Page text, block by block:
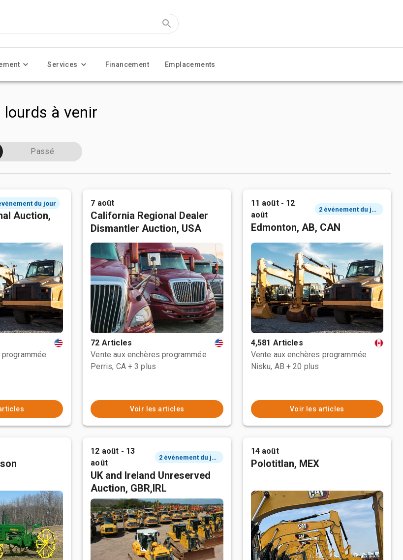
Services Financement Emplacements
à venir
Passé
du jour
Auction,
7 août
California Regional Dealer
Dismantler Auction, USA
72 Articles
Vente aux enchères programmée
Perris, CA + 3 plus
Voir les articles
11 août - 12
août
2 événement du jour
Edmonton, AB, CAN
4,581 Articles
Vente aux enchères programmée
Nisku, AB + 20 plus
Voir les articles
12 août - 13
août
2 événement du jour
UK and Ireland Unreserved
Auction, GBR,IRL
14 août
Polotitlan, MEX